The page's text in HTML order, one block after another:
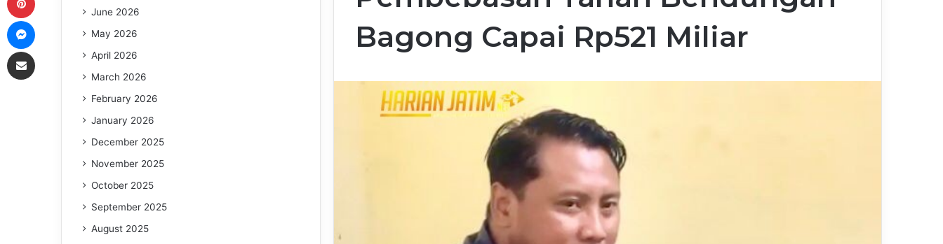
Bagong Capai Rp521 Miliar
June 2026
May 2026
April 2026
March 2026
February 2026
January 2026
December 2025
November 2025
October 2025
September 2025
August 2025